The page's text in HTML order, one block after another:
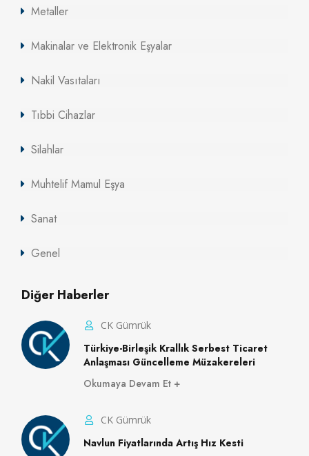
Metaller
Makinalar ve Elektronik Eşyalar
Nakil Vasıtaları
Tıbbi Cihazlar
Silahlar
Muhtelif Mamul Eşya
Sanat
Genel
Diğer Haberler
CK Gümrük
Türkiye-Birleşik Krallık Serbest Ticaret
Anlaşması Güncelleme Müzakereleri
Okumaya Devam Et
CK Gümrük
Navlun Fiyatlarında Artış Hız Kesti